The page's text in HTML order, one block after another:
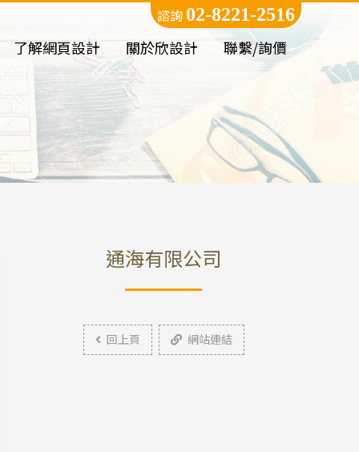
了解網頁設計 關於欣設計 聯繫/詢價
諮詢 02-8221-2516
通海有限公司
回上頁 網站連結